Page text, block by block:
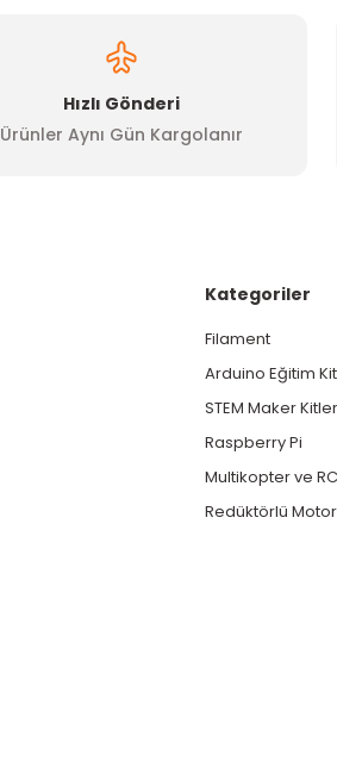
Hızlı Gönderi
Ürünler Aynı Gün Kargolanır
Kategoriler
Filament
Arduino Eğitim
STEM Maker
Raspberry Pi
Multikopter ve
Redüktörlü